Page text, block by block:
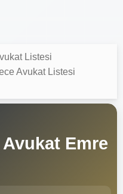
Listesi
Avukat Listesi
Emre